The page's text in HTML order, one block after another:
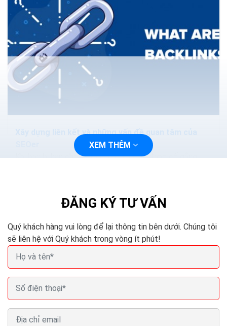
Xây dựng liên kết và những vấn đề quan tâm của
Khi bạn bị hạn chế về mặt tài chính và đang cố gắng
XEM THÊM
ĐĂNG KÝ TƯ VẤN
Quý khách hàng vui lòng để lại thông tin bên dưới. Chúng tôi
sẽ liên hệ với Quý khách trong vòng ít phút!